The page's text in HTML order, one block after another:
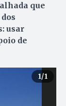
que
usar
de
1/1